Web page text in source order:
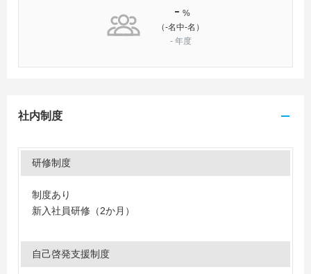
- %
（-名中-名）
- 年度
社内制度
研修制度
制度あり
新入社員研修（2か月）
自己啓発支援制度